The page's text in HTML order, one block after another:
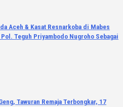
Aceh & Kasat Resnarkoba di Mabes
Teguh Priyambodo Nugroho Sebagai
Tawuran Remaja Terbongkar, 17